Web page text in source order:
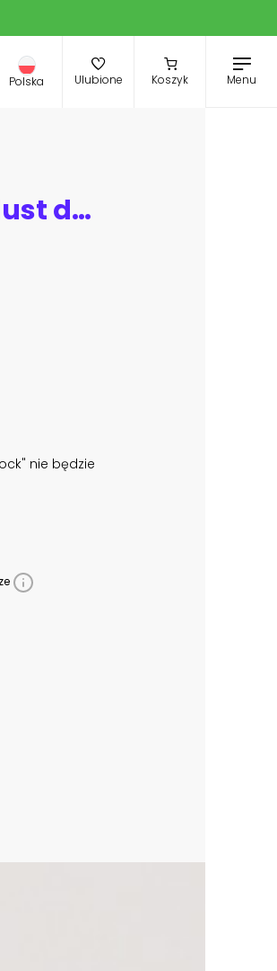
Polska Ulubione Koszyk Menu
Luxury gold glitter dust design for holidays.
nie będzie